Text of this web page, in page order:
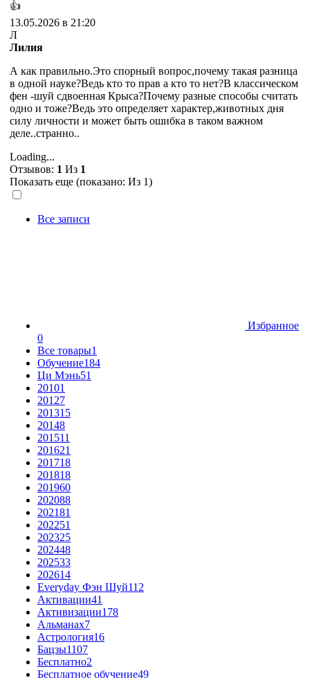
👍
13.05.2026 в 21:20
Л
Лилия
А как правильно.Это спорный вопрос,почему такая разница
в одной науке?Ведь кто то прав а кто то нет?В классическом
фен -шуй сдвоенная Крыса?Почему разные способы считать
одно и тоже?Ведь это определяет характер,животных дня
силу личности и может быть ошибка в таком важном
деле..странно..
Loading...
Отзывов: 1 Из 1
Показать еще (показано: Из 1)
Все записи
Избранное
0
Все товары1
Обучение184
Ци Мэнь51
20101
20127
201315
20148
201511
201621
201718
201818
201960
202088
202181
202251
202325
202448
202533
202614
Everyday Фэн Шуй112
Активации41
Активизации178
Альманах7
Астрология16
Бацзы1107
Бесплатно2
Бесплатное обучение49